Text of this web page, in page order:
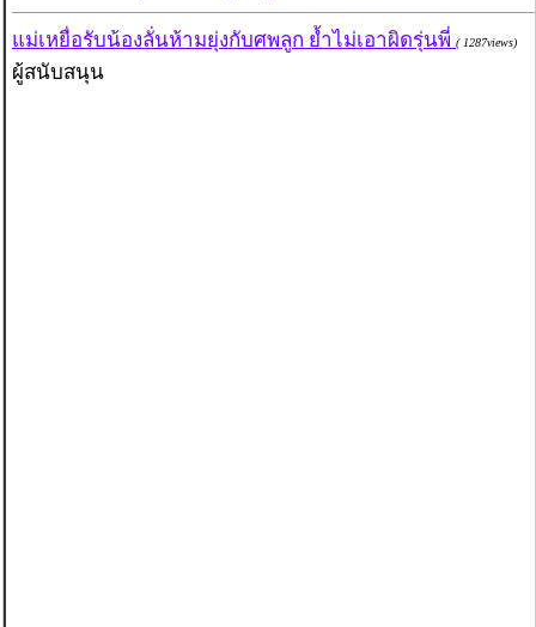
แม่เหยื่อรับน้องลั่นห้ามยุ่งกับศพลูก ย้ำไม่เอาผิดรุ่นพี่ ( 1287views)
ผู้สนับสนุน